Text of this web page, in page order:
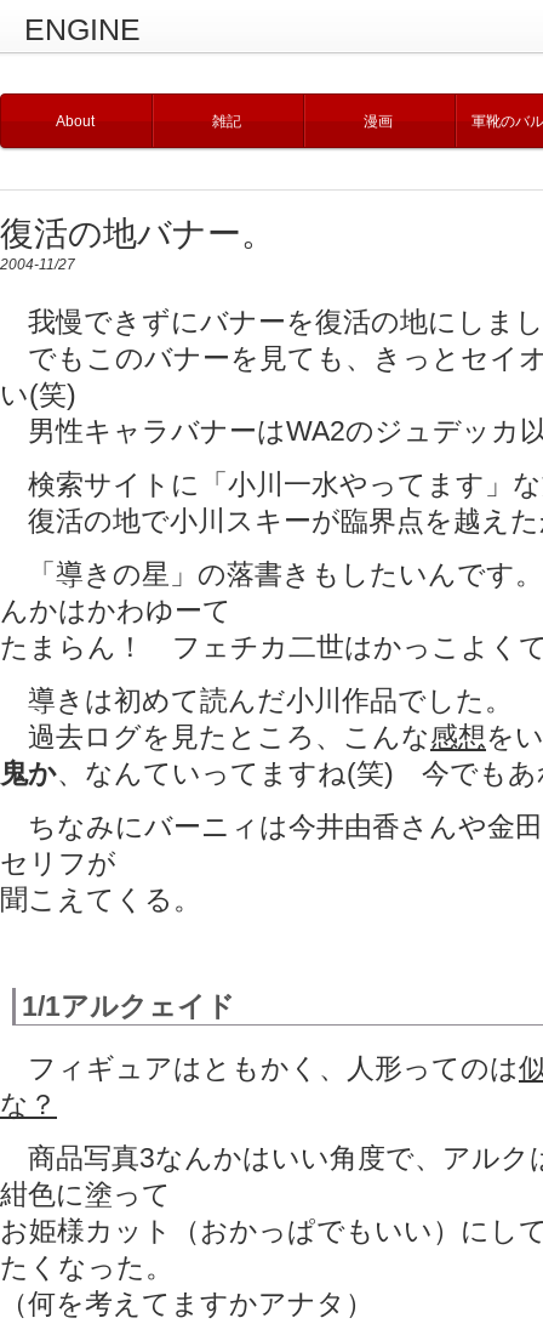
ENGINE
About 雑記 漫画 軍靴のバ
復活の地バナー。
2004-11/27
我慢できずにバナーを復活の地にしま
でもこのバナーを見ても、きっとセイ
い(笑)
男性キャラバナーはWA2のジュデッカ
検索サイトに「小川一水やってます」
復活の地で小川スキーが臨界点を越え
「導きの星」の落書きもしたいんです
んかはかわゆーて
たまらん！ フェチカ二世はかっこよく
導きは初めて読んだ小川作品でした。
過去ログを見たところ、こんな感想を
鬼か、なんていってますね(笑) 今でもあ
ちなみにバーニィは今井由香さんや金
セリフが
聞こえてくる。
1/1アルクェイド
フィギュアはともかく、人形ってのは
な？
商品写真3なんかはいい角度で、アルク
紺色に塗って
お姫様カット（おかっぱでもいい）にし
たくなった。
（何を考えてますかアナタ）